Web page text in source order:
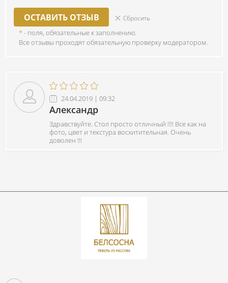
ОСТАВИТЬ ОТЗЫВ Сбросить
*- поля, обязательные к заполнению.
Все отзывы проходят обязательную проверку модератором.
24.04.2019 | 09:32
Александр
Здравствуйте. Стол просто отличный !!!! Все как на
фото, цвет и текстура восхитительная. Очень
доволен !!!